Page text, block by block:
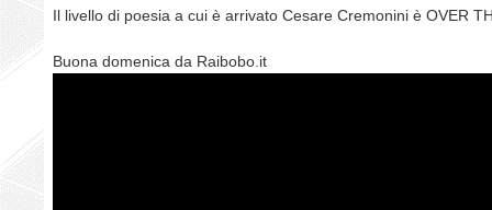
Il livello di poesia a cui è arrivato Cesare Cremonini è OVER
Buona domenica da Raibobo.it